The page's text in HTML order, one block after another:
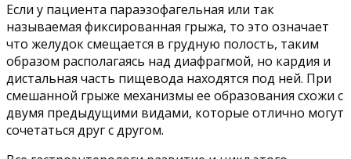
Если у пациента параэзофагельная или так
называемая фиксированная грыжа, то это означает
что желудок смещается в грудную полость, таким
образом располагаясь над диафрагмой, но кардия и
дистальная часть пищевода находятся под ней. При
смешанной грыже механизмы ее образования схожи с
двумя предыдущими видами, которые отлично могут
сочетаться друг с другом.